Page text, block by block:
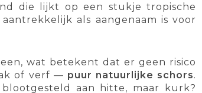
die lijkt op een stukje tropische
als aangenaam is voor
wat betekent dat er geen risico
of verf — puur natuurlijke schors.
aan hitte, maar kurk?